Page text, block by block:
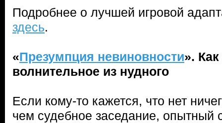
Подробнее о лучшей игровой
здесь.
«Презумпция невиновности».
волнительное из нудного
Если кому-то кажется, что нет
чем судебное заседание, опытный